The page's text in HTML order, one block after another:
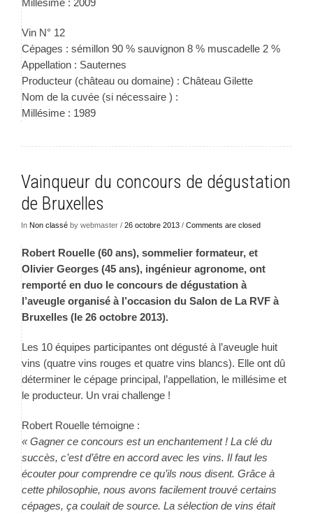
Millésime : 2009
Vin N° 12
Cépages : sémillon 90 % sauvignon 8 % muscadelle 2 %
Appellation : Sauternes
Producteur (château ou domaine) : Château Gilette
Nom de la cuvée (si nécessaire ) :
Millésime : 1989
Vainqueur du concours de dégustation
de Bruxelles
In Non classé by webmaster / 26 octobre 2013 / Comments are closed
Robert Rouelle (60 ans), sommelier formateur, et
Olivier Georges (45 ans), ingénieur agronome, ont
remporté en duo le concours de dégustation à
l’aveugle organisé à l’occasion du Salon de La RVF à
Bruxelles (le 26 octobre 2013).
Les 10 équipes participantes ont dégusté à l’aveugle huit
vins (quatre vins rouges et quatre vins blancs). Elle ont dû
déterminer le cépage principal, l’appellation, le millésime et
le producteur. Un vrai challenge !
Robert Rouelle témoigne :
« Gagner ce concours est un enchantement ! La clé du
succès, c’est d’être en accord avec les vins. Il faut les
écouter pour comprendre ce qu’ils nous disent. Grâce à
cette philosophie, nous avons facilement trouvé certains
cépages, ça coulait de source. La sélection de vins était